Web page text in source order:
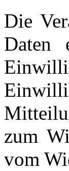
Die
Daten
zum
vom